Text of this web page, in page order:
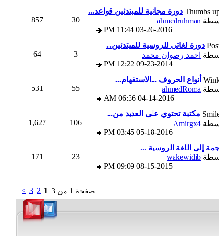
دورة مجانية للمبتدئين قواعد...
ahmedruhman
03-26-2016
11:44 PM
30
857
دورة لغاتى للروسية للميتدئين...
احمد رضوان محمد
09-23-2014
12:22 PM
64
أنواع الحروف ...الاستفهام...
ahmedRoma
04-14-2016
06:36 AM
55
531
مكتبة تحتوي على العديد من...
Amirgx4
05-18-2016
03:45 PM
106
1,627
إلى اللغة الروسية ...
wakewidib
08-15-2015
09:09 PM
23
171
صفحة 1 من 3 >